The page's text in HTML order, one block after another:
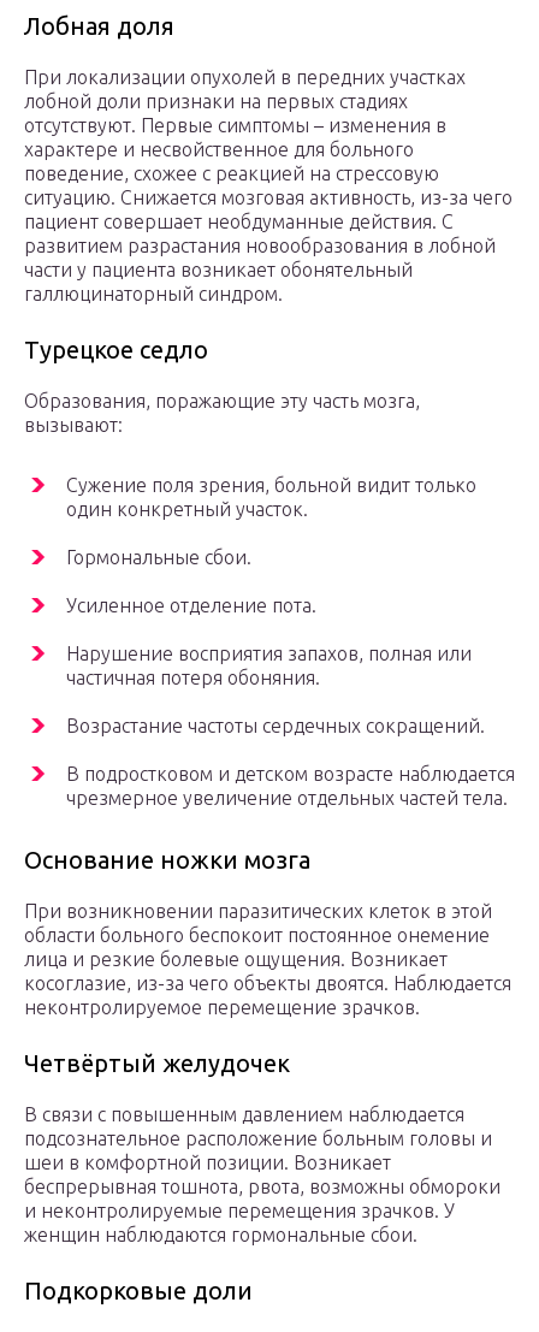
Лобная доля
При локализации опухолей в передних участках
лобной доли признаки на первых стадиях
отсутствуют. Первые симптомы – изменения в
характере и несвойственное для больного
поведение, схожее с реакцией на стрессовую
ситуацию. Снижается мозговая активность, из-за чего
пациент совершает необдуманные действия. С
развитием разрастания новообразования в лобной
части у пациента возникает обонятельный
галлюцинаторный синдром.
Турецкое седло
Образования, поражающие эту часть мозга,
вызывают:
Сужение поля зрения, больной видит только
один конкретный участок.
Гормональные сбои.
Усиленное отделение пота.
Нарушение восприятия запахов, полная или
частичная потеря обоняния.
Возрастание частоты сердечных сокращений.
В подростковом и детском возрасте наблюдается
чрезмерное увеличение отдельных частей тела.
Основание ножки мозга
При возникновении паразитических клеток в этой
области больного беспокоит постоянное онемение
лица и резкие болевые ощущения. Возникает
косоглазие, из-за чего объекты двоятся. Наблюдается
неконтролируемое перемещение зрачков.
Четвёртый желудочек
В связи с повышенным давлением наблюдается
подсознательное расположение больным головы и
шеи в комфортной позиции. Возникает
беспрерывная тошнота, рвота, возможны обмороки
и неконтролируемые перемещения зрачков. У
женщин наблюдаются гормональные сбои.
Подкорковые доли